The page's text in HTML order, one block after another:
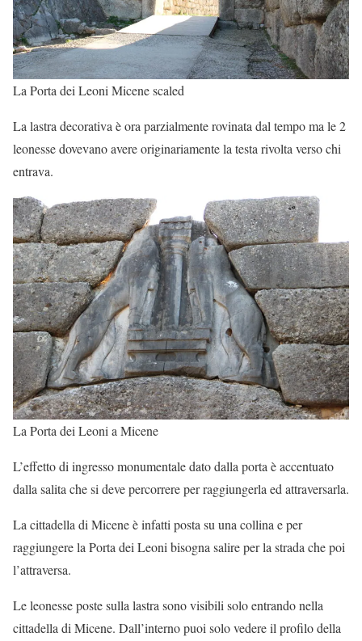
La Porta dei Leoni Micene scaled
La lastra decorativa è ora parzialmente rovinata dal tempo ma le 2
leonesse dovevano avere originariamente la testa rivolta verso chi
entrava.
La Porta dei Leoni a Micene
L’effetto di ingresso monumentale dato dalla porta è accentuato
dalla salita che si deve percorrere per raggiungerla ed attraversarla.
La cittadella di Micene è infatti posta su una collina e per
raggiungere la Porta dei Leoni bisogna salire per la strada che poi
l’attraversa.
Le leonesse poste sulla lastra sono visibili solo entrando nella
cittadella di Micene. Dall’interno puoi solo vedere il profilo della